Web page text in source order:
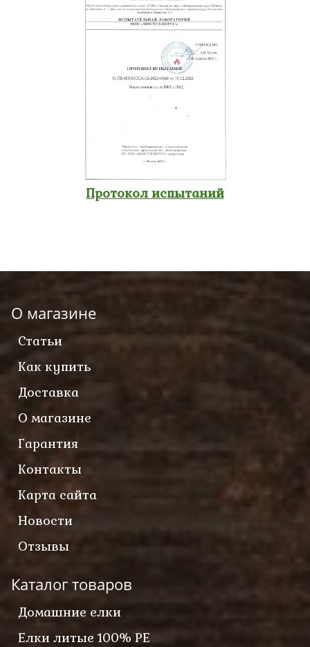
Протокол испытаний
О магазине
Статьи
Как купить
Доставка
О магазине
Гарантия
Контакты
Карта сайта
Новости
Отзывы
Каталог товаров
Домашние елки
Елки литые 100% PE